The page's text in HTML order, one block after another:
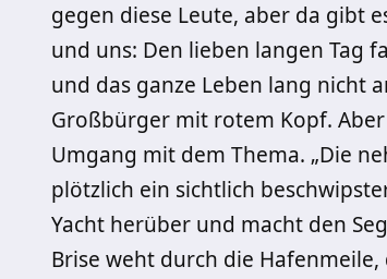
gegen diese Leute, aber da gibt
und uns: Den lieben langen Tag
und das ganze Leben lang nicht
Großbürger mit rotem Kopf.
Umgang mit dem Thema. „Die
plötzlich ein sichtlich
Yacht herüber und macht den
Brise weht durch die